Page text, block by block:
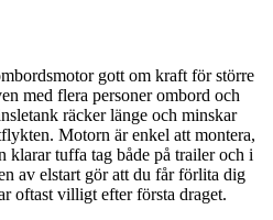
gott om kraft för större
med flera personer ombord och
räcker länge och minskar
Motorn är enkel att montera,
klarar tuffa tag både på trailer och i
av elstart gör att du får förlita dig
oftast villigt efter första draget.